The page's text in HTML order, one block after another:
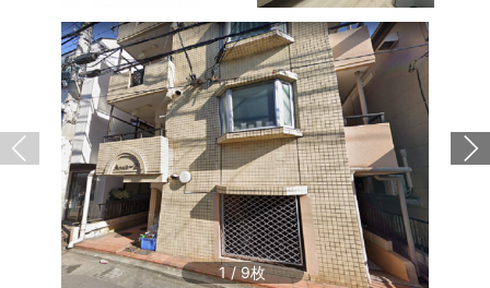
1/9